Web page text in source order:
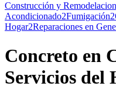
Construcción y
Acondicionado2Fumigación2
Hogar2Reparaciones en
Concreto en
Servicios del